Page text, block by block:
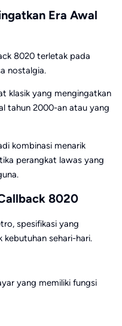
Era Awal
8020 terletak pada
nostalgia.
klasik yang mengingatkan
tahun 2000-an atau yang
kombinasi menarik
perangkat lawas yang
8020
spesifikasi yang
sehari-hari.
yang memiliki fungsi